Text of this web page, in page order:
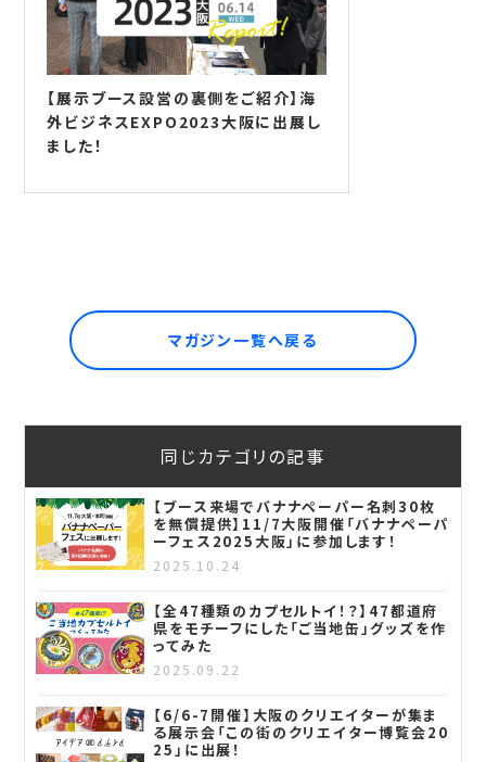
【展示ブース設営の裏側をご紹介】海
外ビジネスEXPO2023大阪に出展し
ました！
同じカテゴリの記事
【ブース来場でバナナペーパー名刺30枚
を無償提供】11/7大阪開催「バナナペーパ
ーフェス2025大阪」に参加します！
2025.10.24
【全47種類のカプセルトイ！？】47都道府
県をモチーフにした「ご当地缶」グッズを作
ってみた
2025.09.22
【6/6-7開催】大阪のクリエイターが集ま
る展示会「この街のクリエイター博覧会20
25」に出展！
マガジン一覧へ戻る